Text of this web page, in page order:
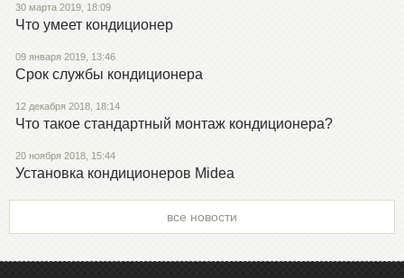
30 марта 2019, 18:09
Что умеет кондиционер
09 января 2019, 13:46
Срок службы кондиционера
12 декабря 2018, 18:14
Что такое стандартный монтаж кондиционера?
20 ноября 2018, 15:44
Установка кондиционеров Midea
все новости